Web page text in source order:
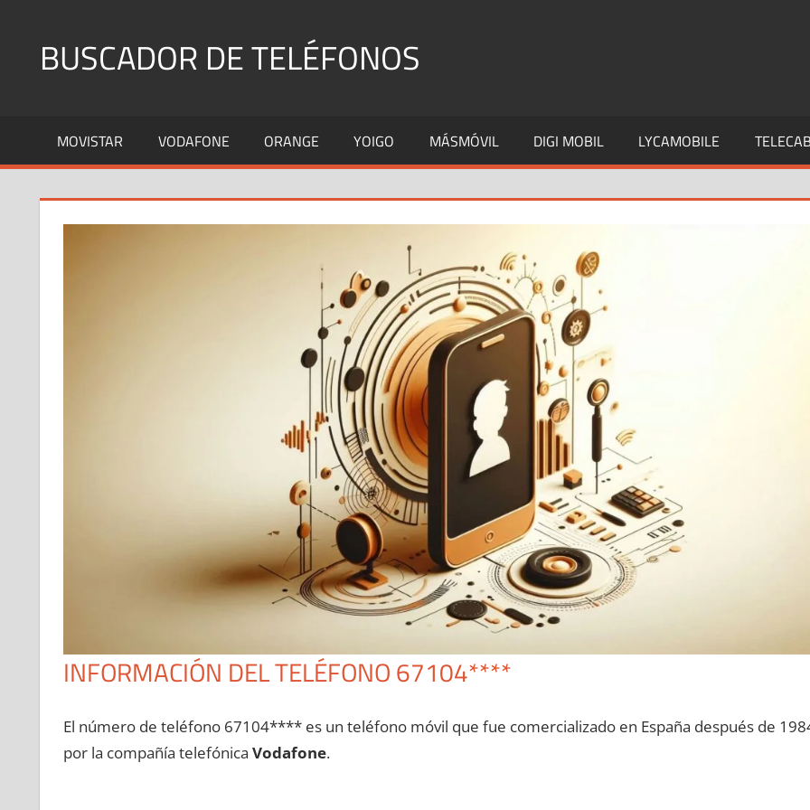
contenidoBUSCADOR DE TELÉFONOS
Fijos
y
MOVISTAR VODAFONE ORANGE YOIGO MÁSMÓVIL DIGI MOBIL LYCAMOBILE
INFORMACIÓN DEL TELÉFONO 67104****
El número dе teléfono 67104**** es un teléfono móvil quе fue comercializado en España después dе
pοr la compañía telefónica Vodafone.